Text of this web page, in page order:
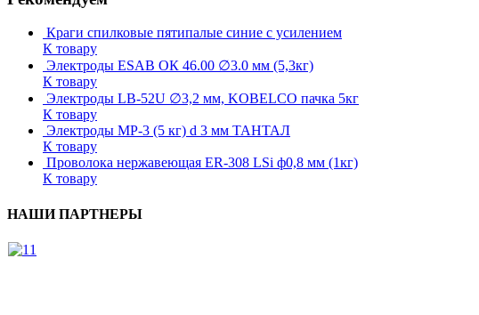
Краги спилковые пятипалые синие с усилением
К товару
Электроды ESAB ОК 46.00 ∅3.0 мм (5,3кг)
К товару
Электроды LB-52U ∅3,2 мм, KOBELCO пачка 5кг
К товару
Электроды МР-3 (5 кг) d 3 мм ТАНТАЛ
К товару
Проволока нержавеющая ER-308 LSi ф0,8 мм (1кг)
К товару
НАШИ ПАРТНЕРЫ